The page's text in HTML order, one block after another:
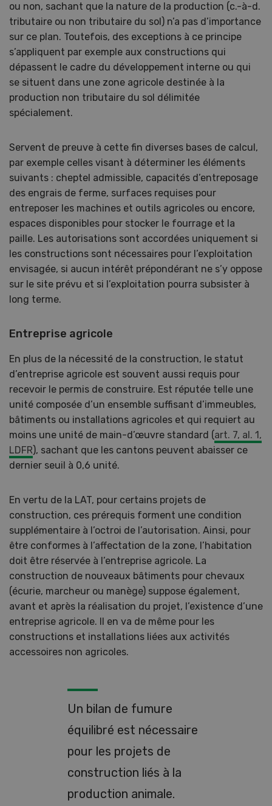
ou non, sachant que la nature de la production (c.-à-d.
tributaire ou non tributaire du sol) n’a pas d’importance
sur ce plan. Toutefois, des exceptions à ce principe
s’appliquent par exemple aux constructions qui
dépassent le cadre du développement interne ou qui
se situent dans une zone agricole destinée à la
production non tributaire du sol délimitée
spécialement.
Servent de preuve à cette fin diverses bases de calcul,
par exemple celles visant à déterminer les éléments
suivants : cheptel admissible, capacités d’entreposage
des engrais de ferme, surfaces requises pour
entreposer les machines et outils agricoles ou encore,
espaces disponibles pour stocker le fourrage et la
paille. Les autorisations sont accordées uniquement si
les constructions sont nécessaires pour l’exploitation
envisagée, si aucun intérêt prépondérant ne s’y oppose
sur le site prévu et si l’exploitation pourra subsister à
long terme.
Entreprise agricole
En plus de la nécessité de la construction, le statut
d’entreprise agricole est souvent aussi requis pour
recevoir le permis de construire. Est réputée telle une
unité composée d’un ensemble suffisant d’immeubles,
bâtiments ou installations agricoles et qui requiert au
moins une unité de main-d’œuvre standard (art. 7, al. 1,
LDFR), sachant que les cantons peuvent abaisser ce
dernier seuil à 0,6 unité.
En vertu de la LAT, pour certains projets de
construction, ces prérequis forment une condition
supplémentaire à l’octroi de l’autorisation. Ainsi, pour
être conformes à l’affectation de la zone, l’habitation
doit être réservée à l’entreprise agricole. La
construction de nouveaux bâtiments pour chevaux
(écurie, marcheur ou manège) suppose également,
avant et après la réalisation du projet, l’existence d’une
entreprise agricole. Il en va de même pour les
constructions et installations liées aux activités
accessoires non agricoles.
Un bilan de fumure
équilibré est nécessaire
pour les projets de
construction liés à la
production animale.